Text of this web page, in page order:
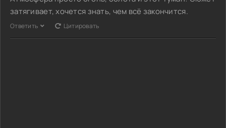
затягивает, хочется знать, чем всё закончится.
Ответить Цитировать